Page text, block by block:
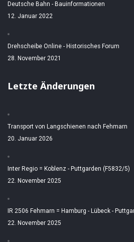
Deutsche Bahn - Bauinformationen
12. Januar 2022
Drehscheibe Online - Historisches Forum
28. November 2021
Letzte Änderungen
Transport von Langschienen nach Fehmarn
20. Januar 2026
Inter Regio = Koblenz - Puttgarden (F5832/5)
22. November 2025
IR 2506 Fehmarn = Hamburg - Lübeck -
22. November 2025